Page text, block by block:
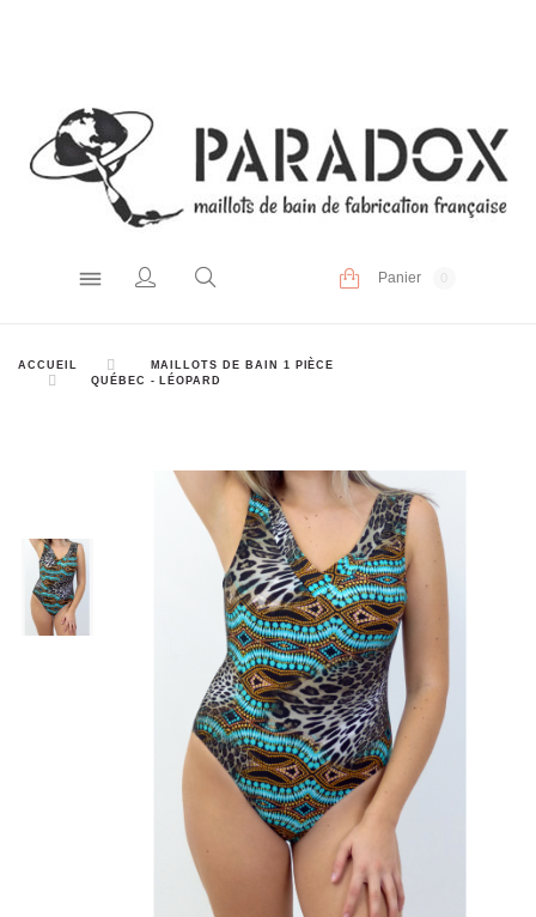
Panier
ACCUEIL
MAILLOTS DE BAIN 1 PIÈCE
QUÉBEC - LÉOPARD